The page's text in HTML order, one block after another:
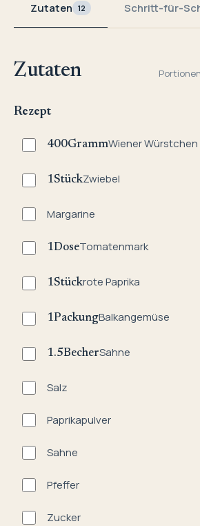
Zutaten 12 Schritt-für-
Zutaten
Rezept
400GrammWiener Würstchen
1StückZwiebel
Margarine
1DoseTomatenmark
1Stückrote Paprika
1PackungBalkangemüse
1.5BecherSahne
Salz
Paprikapulver
Sahne
Pfeffer
Zucker